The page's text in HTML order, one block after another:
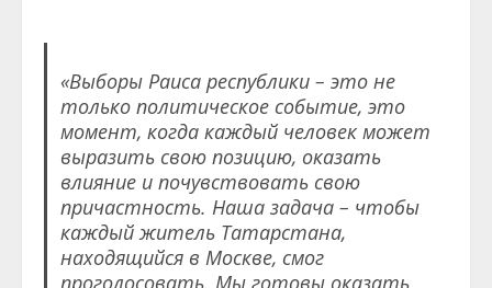
«Выборы Раиса республики – это не
только политическое событие, это
момент, когда каждый человек может
выразить свою позицию, оказать
влияние и почувствовать свою
причастность. Наша задача – чтобы
каждый житель Татарстана,
находящийся в Москве, смог
проголосовать. Мы готовы оказать